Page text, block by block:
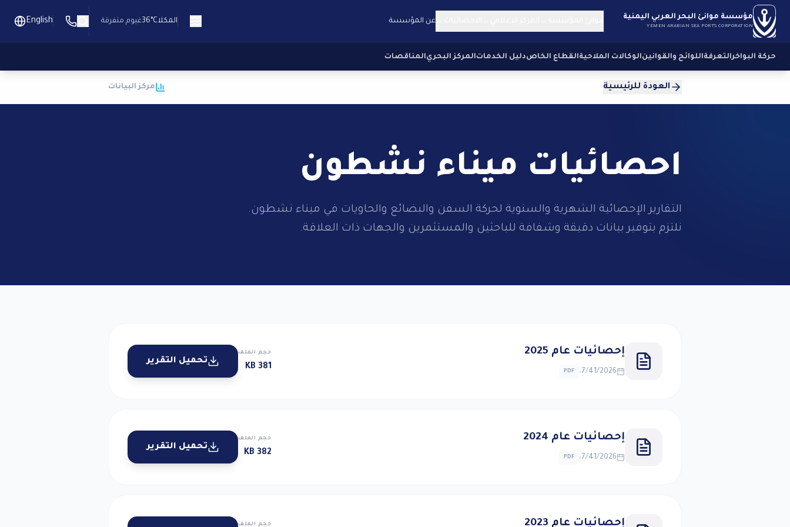
مؤسسة موانئ البحر العربي اليمنية
YEMEN ARABIAN SEA PORTS CORPORATION
عن المؤسسة المكلا36°Cغيوم متفرقة English
حركة البواخرالتعرفةاللوائح والقوانينالوكالات الملاحيةالقطاع الخاصدليل الخدماتالمركز البحريالمناقصات
العودة للرئيسية مركز البيانات
احصائيات ميناء نشطون
التقارير الإحصائية الشهرية والسنوية لحركة السفن والبضائع والحاويات في ميناء نشطون.
نلتزم بتوفير بيانات دقيقة وشفافة للباحثين والمستثمرين والجهات ذات العلاقة.
إحصائيات عام 2025
7/41/2026
PDF
حجم الملف
381 KB
تحميل التقرير
إحصائيات عام 2024
7/41/2026
PDF
حجم الملف
382 KB
تحميل التقرير
إحصائيات عام 2023 حجم الملف